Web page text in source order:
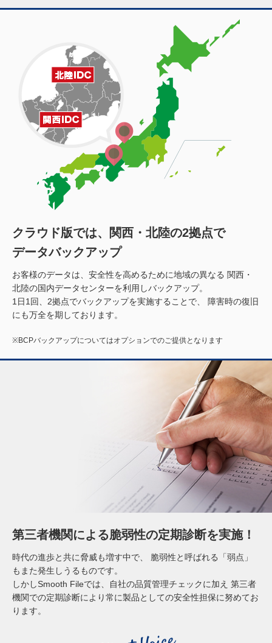
クラウド版では、関西・北陸の2拠点で
データバックアップ
お客様のデータは、安全性を高めるために地域の異なる 関西・
北陸の国内データセンターを利用しバックアップ。
1日1回、2拠点でバックアップを実施することで、
障害時の復旧
にも万全を期しております。
※BCPバックアップについてはオプションでのご提供となります
第三者機関による脆弱性の定期診断を実施！
時代の進歩と共に脅威も増す中で、
脆弱性と呼ばれる「弱点」
もまた発生しうるものです。
しかしSmooth Fileでは、自社の品質管理チェックに加え 第三者
機関での定期診断により常に製品としての安全性担保に努めてお
ります。